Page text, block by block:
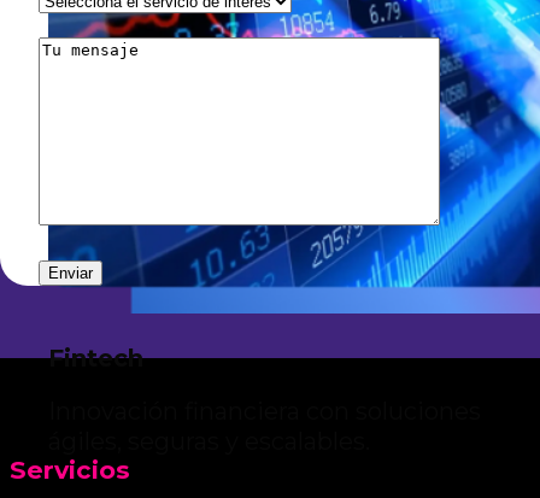
Fintech
Servicios